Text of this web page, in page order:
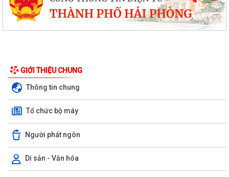
GIỚI THIỆU CHUNG
Thông tin chung
Tổ chức bộ máy
Người phát ngôn
Di sản - Văn hóa